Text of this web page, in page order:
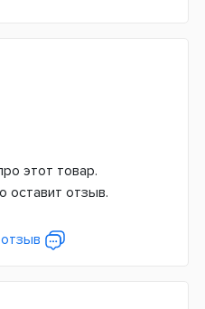
этот товар.
оставит отзыв.